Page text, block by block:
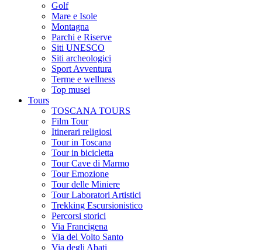
Golf
Mare e Isole
Montagna
Parchi e Riserve
Siti UNESCO
Siti archeologici
Sport Avventura
Terme e wellness
Top musei
Tours
TOSCANA TOURS
Film Tour
Itinerari religiosi
Tour in Toscana
Tour in bicicletta
Tour Cave di Marmo
Tour Emozione
Tour delle Miniere
Tour Laboratori Artistici
Trekking Escursionistico
Percorsi storici
Via Francigena
Via del Volto Santo
Via degli Abati